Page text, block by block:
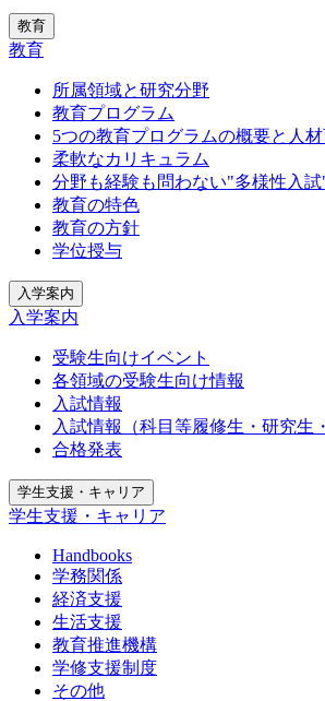
教育
教育
所属領域と研究分野
教育プログラム
5つの教育プログラムの概要と人
柔軟なカリキュラム
分野も経験も問わない"多様性入試
教育の特色
教育の方針
学位授与
入学案内
入学案内
受験生向けイベント
各領域の受験生向け情報
入試情報
入試情報（科目等履修生・研究生
合格発表
学生支援・キャリア
学生支援・キャリア
Handbooks
学務関係
経済支援
生活支援
教育推進機構
学修支援制度
その他